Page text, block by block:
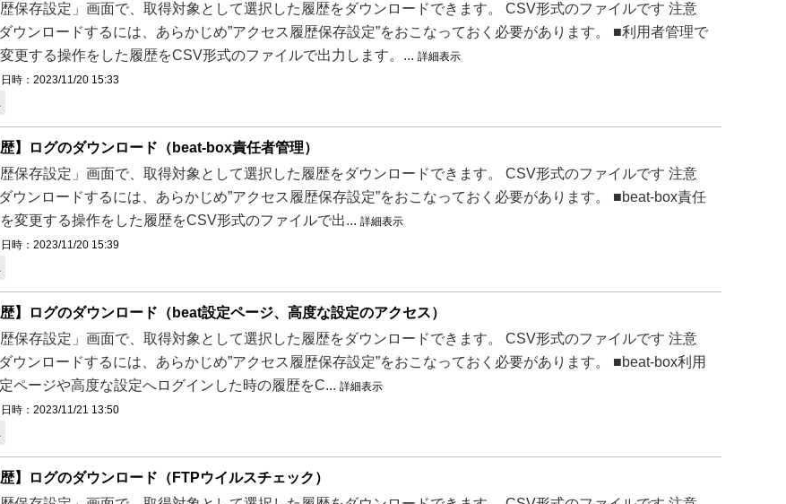
歴保存設定」画面で、取得対象として選択した履歴をダウンロードできます。 CSV形式のファイルです 注意
ウンロードするには、あらかじめ”アクセス履歴保存設定”をおこなっておく必要があります。 ■利用者管理で
更する操作をした履歴をCSV形式のファイルで出力します。... 詳細表示
時：2023/11/20 15:33
歴】ログのダウンロード（beat-box責任者管理）
歴保存設定」画面で、取得対象として選択した履歴をダウンロードできます。 CSV形式のファイルです 注意
ウンロードするには、あらかじめ”アクセス履歴保存設定”をおこなっておく必要があります。 ■beat-box責任
変更する操作をした履歴をCSV形式のファイルで出... 詳細表示
時：2023/11/20 15:39
歴】ログのダウンロード（beat設定ページ、高度な設定のアクセス）
歴保存設定」画面で、取得対象として選択した履歴をダウンロードできます。 CSV形式のファイルです 注意
ウンロードするには、あらかじめ”アクセス履歴保存設定”をおこなっておく必要があります。 ■beat-box利用
ページや高度な設定へログインした時の履歴をC... 詳細表示
時：2023/11/21 13:50
歴】ログのダウンロード（FTPウイルスチェック）